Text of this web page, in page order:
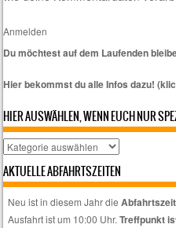
Anmelden
Du möchtest auf dem Laufenden
Hier bekommst du alle Infos dazu!
HIER AUSWÄHLEN, WENN EUCH NUR
Hier
wenn
AKTUELLE ABFAHRTSZEITEN
Neu ist in diesem Jahr die
Ausfahrt ist um 10:00 Uhr.Treffpunkt